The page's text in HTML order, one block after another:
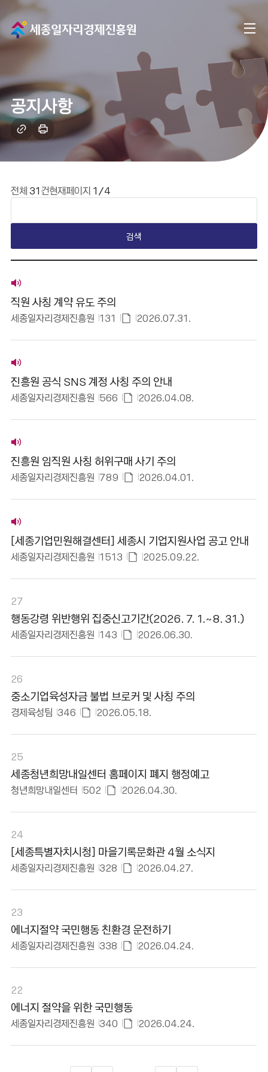
메
인
으
이
동
전
메
뉴
공지사항
링
크
복
인
하
전체31건현재페이지 1/4
검색
공
지
사
항
직원 사칭 계약 유도 주의
세종일자리경제진흥원 131
일
있
음
2026.07.31.
공
지
사
항
진흥원 공식 SNS 계정 사칭 주의 안내
세종일자리경제진흥원 566
일
있
음
2026.04.08.
공
지
사
항
진흥원 임직원 사칭 허위구매 사기 주의
세종일자리경제진흥원 789
일
있
음
2026.04.01.
공
지
사
항
[세종기업민원해결센터] 세종시 기업지원사업 공고 안내
세종일자리경제진흥원 1513
일
있
음
2025.09.22.
27
행동강령 위반행위 집중신고기간(2026. 7. 1.~8. 31.)
세종일자리경제진흥원 143
일
있
음
2026.06.30.
26
중소기업육성자금 불법 브로커 및 사칭 주의
경제육성팀 346
일
있
음
2026.05.18.
25
세종청년희망내일센터 홈페이지 폐지 행정예고
청년희망내일센터 502
일
있
음
2026.04.30.
24
[세종특별자치시청] 마을기록문화관 4월 소식지
세종일자리경제진흥원 328
일
있
음
2026.04.27.
23
에너지절약 국민행동 친환경 운전하기
세종일자리경제진흥원 338
일
있
음
2026.04.24.
22
에너지 절약을 위한 국민행동
세종일자리경제진흥원 340
2026.04.24.